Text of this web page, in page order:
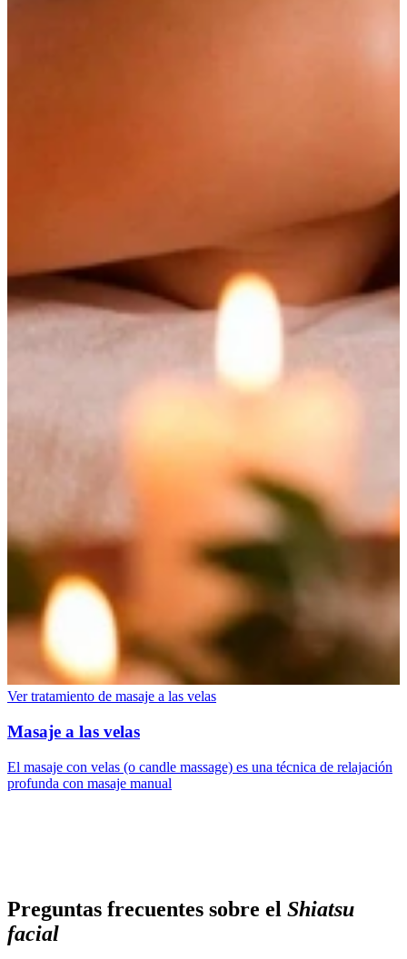
Ver tratamiento de masaje a las velas
Masaje a las velas
El masaje con velas (o candle massage) es una técnica de relajación
profunda con masaje manual
Preguntas frecuentes sobre el Shiatsu
facial